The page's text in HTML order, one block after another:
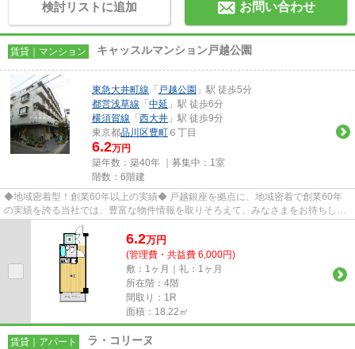
検討リストに追加 お問い合わせ
賃貸｜マンション キャッスルマンション戸越公園
東急大井町線 「 戸越公園 」駅 徒歩5分
都営浅草線 「 中延 」駅 徒歩6分
横須賀線 「 西大井 」駅 徒歩9分
東京都品川区豊町 ６丁目
6.2万円
築年数：築40年 ｜募集中： 1室
階数：6階建
◆地域密着型！創業60年以上の実績◆ 戸越銀座を拠点に、地域密着で創業60年
の実績を誇る当社では、豊富な物件情報を取りそろえて、みなさまをお待ちして
おります。TEL：03-5750-6633
6.2万円
(管理費・共益費 6,000円)
敷：1ヶ月｜礼：1ヶ月
所在階：4階
間取り：1R
面積：18.22㎡
賃貸｜アパート ラ・コリーヌ